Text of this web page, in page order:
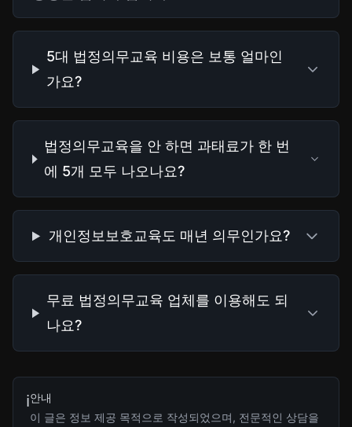
5대 법정의무교육 비용은 보통 얼마인
가요?
법정의무교육을 안 하면 과태료가 한 번
에 5개 모두 나오나요?
개인정보보호교육도 매년 의무인가요?
무료 법정의무교육 업체를 이용해도 되
나요?
ℹ️안내
이 글은 정보 제공 목적으로 작성되었으며, 전문적인 상담을